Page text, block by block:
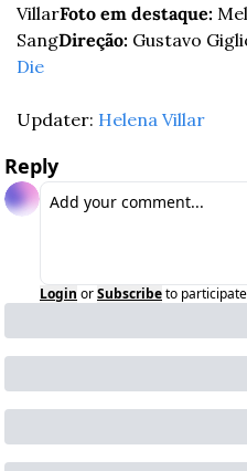
VillarFoto em destaque:
SangDireção: Gustavo
Die
Updater: Helena Villar
Reply
Login orSubscribeto participate